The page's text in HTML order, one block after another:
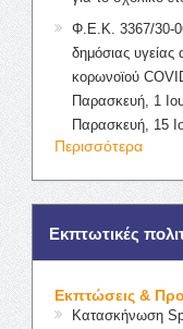
Φ.Ε.Κ. 3367/30-
δημόσιας
κορωνοϊού
Παρασκευή, 1
Παρασκευή, 15
Περισσότερα
Εκπτωτικές
Εκπτώσεις &
Κατασκήνωση